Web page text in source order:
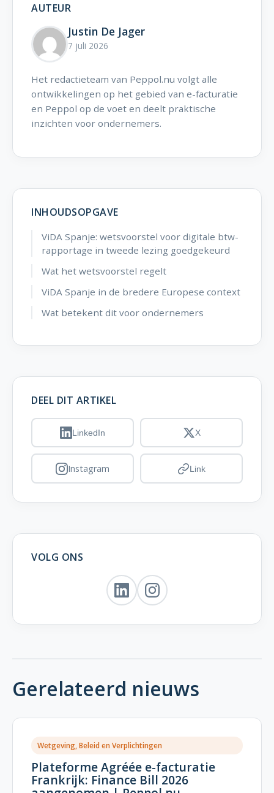
AUTEUR
Justin De Jager
7 juli 2026
Het redactieteam van Peppol.nu volgt alle
ontwikkelingen op het gebied van e-facturatie
en Peppol op de voet en deelt praktische
inzichten voor ondernemers.
INHOUDSOPGAVE
ViDA Spanje: wetsvoorstel voor digitale btw-
rapportage in tweede lezing goedgekeurd
Wat het wetsvoorstel regelt
ViDA Spanje in de bredere Europese context
Wat betekent dit voor ondernemers
DEEL DIT ARTIKEL
LinkedIn X
Instagram Link
VOLG ONS
Gerelateerd nieuws
Wetgeving, Beleid en Verplichtingen
Plateforme Agréée e-facturatie
Frankrijk: Finance Bill 2026